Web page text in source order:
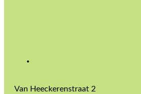
Van Heeckerenstraat 2